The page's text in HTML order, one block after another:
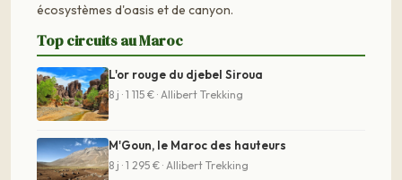
écosystèmes d'oasis et de canyon.
Top circuits au Maroc
L'or rouge du djebel Siroua
8 j · 1 115 € · Allibert Trekking
M'Goun, le Maroc des hauteurs
8 j · 1 295 € · Allibert Trekking